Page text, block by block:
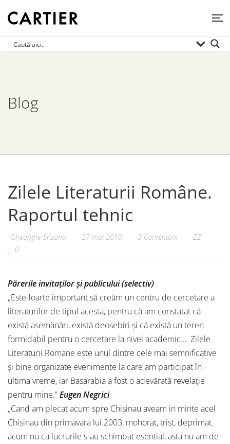
Blog
Zilele Literaturii Române.
Raportul tehnic
Gheorghe Erizanu 27 mai 2010 3 Comentarii
ZZ
0
Părerile invitaţilor şi publicului(selectiv)
„Este foarte important să creăm un centru de cercetare a
literaturilor de tipul acesta, pentru că am constatat că
există asemănări, există deosebiri şi că există un teren
formidabil pentru o cercetare la nivel academic… Zilele
Literaturii Romane este unul dintre cele mai semnificative
şi bine organizate evenimente la care am participat în
ultima vreme, iar Basarabia a fost o adevărată revelaţie
pentru mine.”Eugen Negrici
„Cand am plecat acum spre Chisinau aveam in minte acel
Chisinau din primavara lui 2003, mohorat, trist, deprimat.
acum nu ca lucrurile s-au schimbat esential, asta nu am de